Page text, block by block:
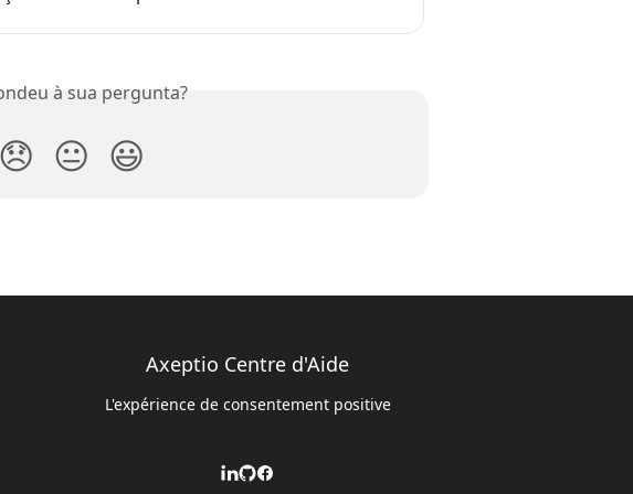
à sua pergunta?
😐 😃
Axeptio Centre d'Aide
L'expérience de consentement positive